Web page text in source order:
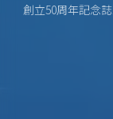
創立50周年記念誌